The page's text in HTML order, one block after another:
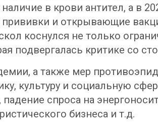
в крови антител, а в
и открывающие
коснулся не только
подвергалась критике со
а также мер
культуру и социальную
спроса на
бизнеса и т.д.